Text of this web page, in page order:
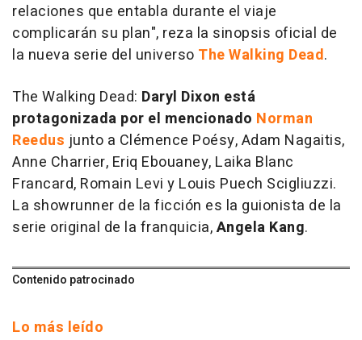
relaciones que entabla durante el viaje
complicarán su plan", reza la sinopsis oficial de
la nueva serie del universo The Walking Dead.
The Walking Dead: Daryl Dixon está
protagonizada por el mencionado Norman
Reedus junto a Clémence Poésy, Adam Nagaitis,
Anne Charrier, Eriq Ebouaney, Laika Blanc
Francard, Romain Levi y Louis Puech Scigliuzzi.
La showrunner de la ficción es la guionista de la
serie original de la franquicia,Angela Kang.
Contenido patrocinado
Lo más leído